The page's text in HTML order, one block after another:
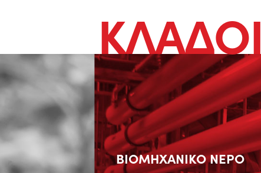
ΚΛΑΔΟΙ
ΒΙΟΜΗΧΑΝΙΚΟ ΝΕΡΟ